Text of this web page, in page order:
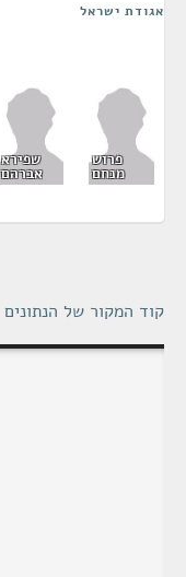
אגודת ישראל
פרוש
מנחם
שפירא
אברהם
קוד המקור של הנתונים